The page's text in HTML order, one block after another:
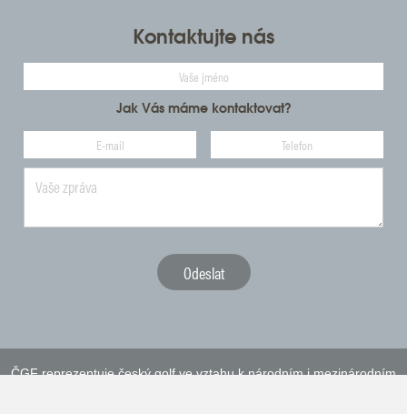
Kontaktujte nás
Jak Vás máme kontaktovat?
ČGF reprezentuje český golf ve vztahu k národním i mezinárodním